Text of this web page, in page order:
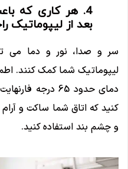
4. هر کاری که
بعد از لیپوماتیک
سر و صدا، نور و دما می
لیپوماتیک شما کمک کنند.
دمای حدود 65
کنید که اتاق شما ساکت و
و چشم بند استفاده کنید.